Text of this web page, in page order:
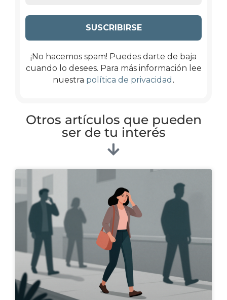
¡No hacemos spam! Puedes darte de baja
cuando lo desees. Para más información lee
nuestra política de privacidad .
Otros artículos que pueden
ser de tu interés